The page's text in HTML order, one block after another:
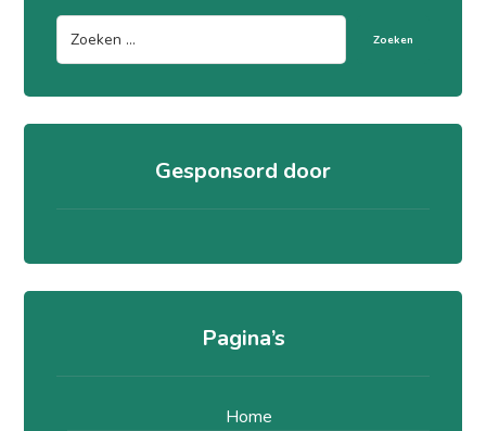
Zoeken
Gesponsord door
Pagina’s
Home